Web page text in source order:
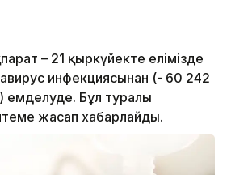
– 21 қыркүйекте елімізде
инфекциясынан (- 60 242
емделуде. Бұл туралы
жасап хабарлайды.